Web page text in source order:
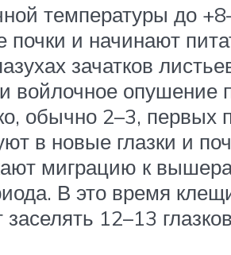
температуры до
и начинают
зачатков
войлочное опушение
обычно 2–3, первых
в новые глазки и
миграцию к
В это время
12–13